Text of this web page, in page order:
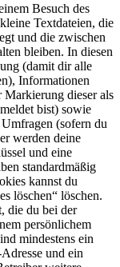
Besuch des
Textdateien, die
und die zwischen
bleiben. In diesen
(damit dir alle
Informationen
Markierung dieser als
bist) sowie
(sofern du
werden deine
und eine
standardmäßig
kannst du
löschen“ löschen.
die du bei der
persönlichem
mindestens ein
und ein